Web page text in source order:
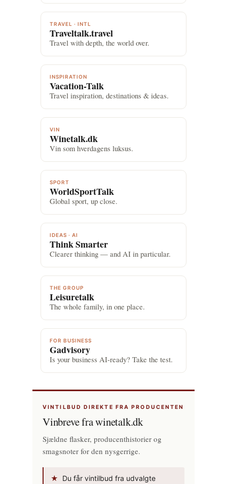
TRAVEL · INTL
Traveltalk.travel
Travel with depth, the world over.
INSPIRATION
Vacation-Talk
Travel inspiration, destinations & ideas.
VIN
Winetalk.dk
Vin som hverdagens luksus.
SPORT
WorldSportTalk
Global sport, up close.
IDEAS · AI
Think Smarter
Clearer thinking — and AI in particular.
THE GROUP
Leisuretalk
The whole family, in one place.
FOR BUSINESS
Gadvisory
Is your business AI-ready? Take the test.
VINTILBUD DIREKTE FRA PRODUCENTEN
Vinbreve fra winetalk.dk
Sjældne flasker, producenthistorier og
smagsnoter for den nysgerrige.
★
Du får vintilbud fra udvalgte